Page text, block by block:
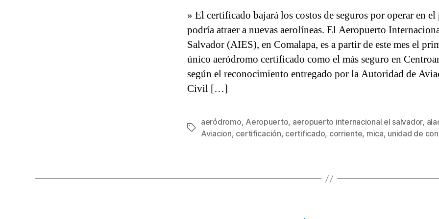
» El certificado bajará los costos de seguros por operar en el
podría atraer a nuevas aerolíneas. El Aeropuerto
Salvador (AIES), en Comalapa, es a partir de este mes el
único aeródromo certificado como el más seguro en
según el reconocimiento entregado por la Autoridad de
Civil […]
Etiquetas
aeródromo, Aeropuerto, aeropuerto internacional el salvador,
Aviacion, certificación, certificado, corriente, mica, unidad de